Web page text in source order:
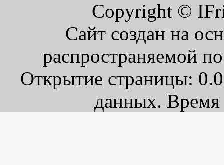
Copyright ©
Сайт создан на
распространяемой
Открытие страницы:
данных. Время